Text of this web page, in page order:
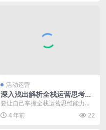
活动运营
深入浅出解析全栈运营思考框
架
要让自己掌握全栈运营思维能力，
必须长时间的进行刻意练习，技能
只能被习得。 在互联...
4 年前 22